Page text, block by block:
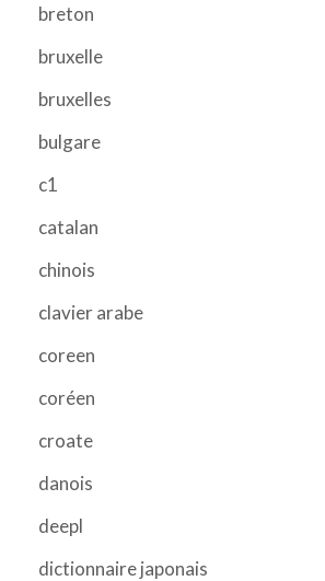
breton
bruxelle
bruxelles
bulgare
c1
catalan
chinois
clavier arabe
coreen
coréen
croate
danois
deepl
dictionnaire japonais